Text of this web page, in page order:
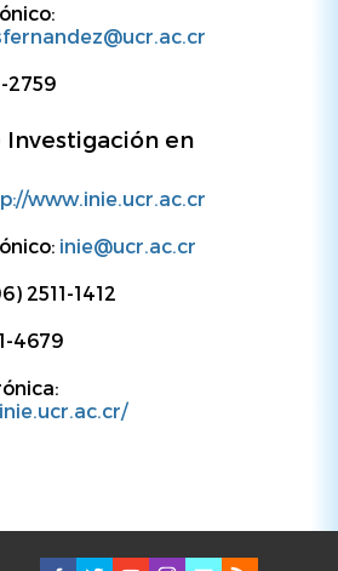
2759
en
www.inie.ucr.ac.cr
inie@ucr.ac.cr
2511-1412
4679